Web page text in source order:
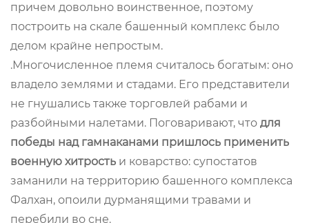
причем довольно воинственное, поэтому
построить на скале башенный комплекс было
делом крайне непростым.
.Многочисленное племя считалось богатым: оно
владело землями и стадами. Его представители
не гнушались также торговлей рабами и
разбойными налетами. Поговаривают, что для
победы над гамнаканами пришлось применить
военную хитрость и коварство: супостатов
заманили на территорию башенного комплекса
Фалхан, опоили дурманящими травами и
перебили во сне.